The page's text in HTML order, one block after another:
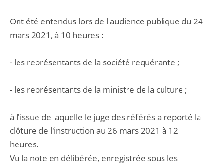
Ont été entendus lors de l'audience publique du 24
mars 2021, à 10 heures :
- les représentants de la société requérante ;
- les représentants de la ministre de la culture ;
à l'issue de laquelle le juge des référés a reporté la
clôture de l'instruction au 26 mars 2021 à 12
heures.
Vu la note en délibérée, enregistrée sous les